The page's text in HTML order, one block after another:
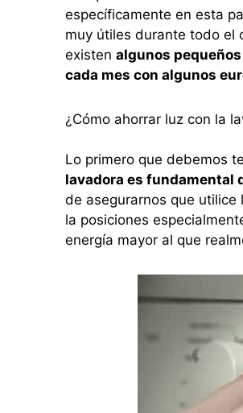
específicamente en esta
muy útiles durante todo el
existen algunos
cada mes con algunos
¿Cómo ahorrar luz con la
Lo primero que debemos
lavadora es fundamental
de asegurarnos que utilice
la posiciones
energía mayor al que